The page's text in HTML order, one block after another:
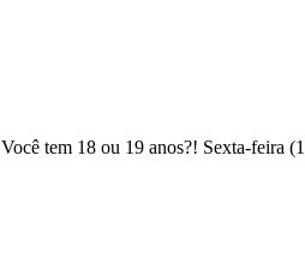
Você tem 18 ou 19 anos?! Sexta-feira